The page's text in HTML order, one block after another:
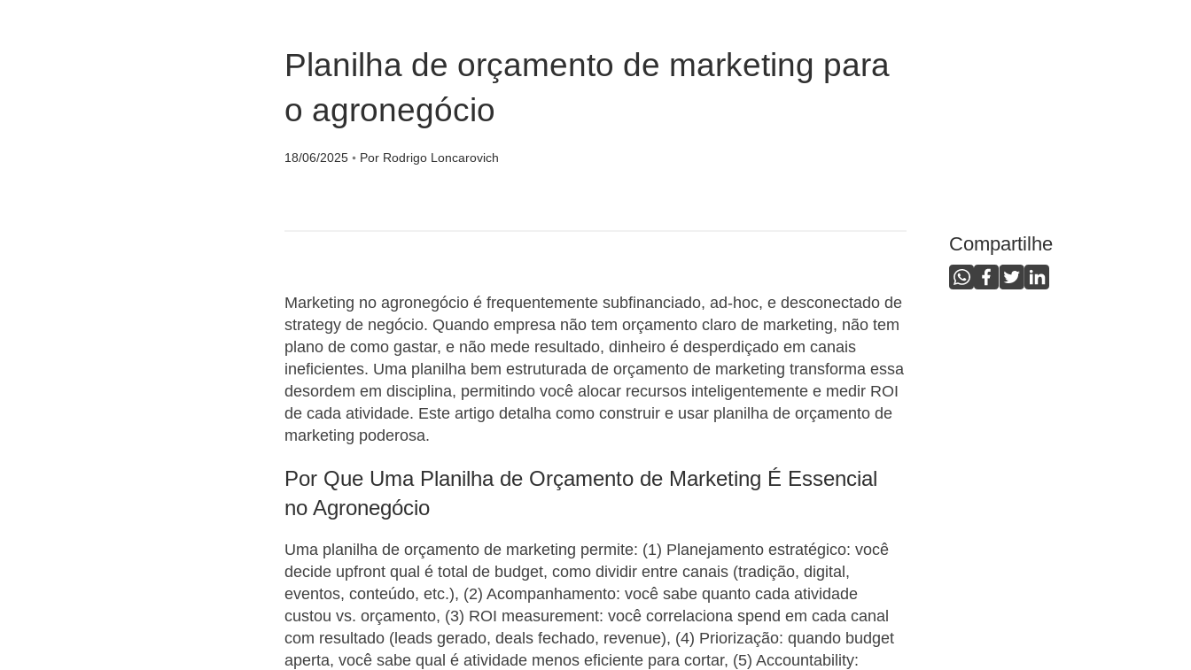
Planilha de orçamento de marketing para
o agronegócio
18/06/2025 ◦ Por Rodrigo Loncarovich
Marketing no agronegócio é frequentemente subfinanciado, ad-hoc, e desconectado de
strategy de negócio. Quando empresa não tem orçamento claro de marketing, não tem
plano de como gastar, e não mede resultado, dinheiro é desperdiçado em canais
ineficientes. Uma planilha bem estruturada de orçamento de marketing transforma essa
desordem em disciplina, permitindo você alocar recursos inteligentemente e medir ROI
de cada atividade. Este artigo detalha como construir e usar planilha de orçamento de
marketing poderosa.
Por Que Uma Planilha de Orçamento de Marketing É Essencial
no Agronegócio
Uma planilha de orçamento de marketing permite: (1) Planejamento estratégico: você
decide upfront qual é total de budget, como dividir entre canais (tradição, digital,
eventos, conteúdo, etc.), (2) Acompanhamento: você sabe quanto cada atividade
custou vs. orçamento, (3) ROI measurement: você correlaciona spend em cada canal
com resultado (leads gerado, deals fechado, revenue), (4) Priorização: quando budget
aperta, você sabe qual é atividade menos eficiente para cortar, (5) Accountability:
Compartilhe